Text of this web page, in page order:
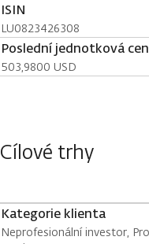
ISIN
LU0823426308
Poslední jednotková
503,9800 USD
Cílové trhy
Kategorie klienta
Neprofesionální investor,